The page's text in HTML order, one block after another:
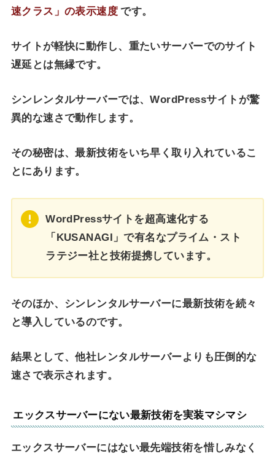
速クラス」の表示速度 です。
サイトが軽快に動作し、重たいサーバーでのサイト
遅延とは無縁です。
シンレンタルサーバーでは、WordPressサイトが驚
異的な速さで動作します。
その秘密は、最新技術をいち早く取り入れているこ
とにあります。
WordPressサイトを超高速化する
「KUSANAGI」で有名なプライム・スト
ラテジー社と技術提携しています。
そのほか、シンレンタルサーバーに最新技術を続々
と導入しているのです。
結果として、他社レンタルサーバーよりも圧倒的な
速さで表示されます。
エックスサーバーにない最新技術を実装マシマシ
エックスサーバーにはない最先端技術を惜しみなく